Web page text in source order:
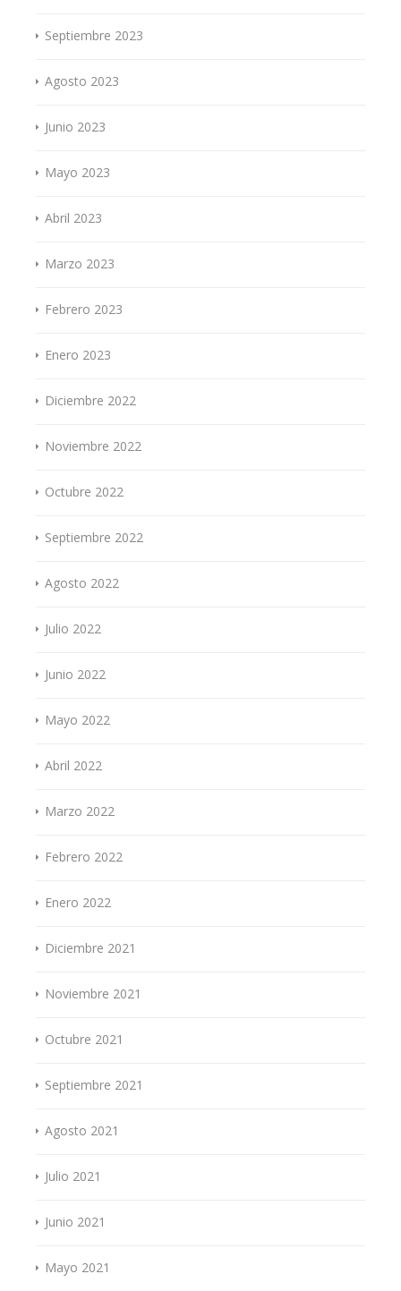
Septiembre 2023
Agosto 2023
Junio 2023
Mayo 2023
Abril 2023
Marzo 2023
Febrero 2023
Enero 2023
Diciembre 2022
Noviembre 2022
Octubre 2022
Septiembre 2022
Agosto 2022
Julio 2022
Junio 2022
Mayo 2022
Abril 2022
Marzo 2022
Febrero 2022
Enero 2022
Diciembre 2021
Noviembre 2021
Octubre 2021
Septiembre 2021
Agosto 2021
Julio 2021
Junio 2021
Mayo 2021